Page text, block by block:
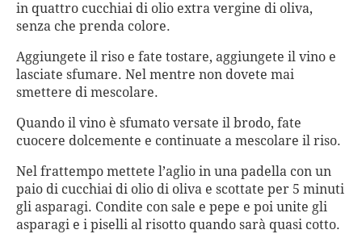
in quattro cucchiai di olio extra vergine di oliva,
senza che prenda colore.
Aggiungete il riso e fate tostare, aggiungete il vino e
lasciate sfumare. Nel mentre non dovete mai
smettere di mescolare.
Quando il vino è sfumato versate il brodo, fate
cuocere dolcemente e continuate a mescolare il riso.
Nel frattempo mettete l’aglio in una padella con un
paio di cucchiai di olio di oliva e scottate per 5 minuti
gli asparagi. Condite con sale e pepe e poi unite gli
asparagi e i piselli al risotto quando sarà quasi cotto.